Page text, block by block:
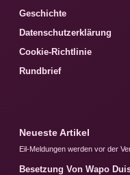
Geschichte
Datenschutzerklärung
Cookie-Richtlinie
Rundbrief
Neueste Artikel
Eil-Meldungen werden vor der
Besetzung Von Wapo